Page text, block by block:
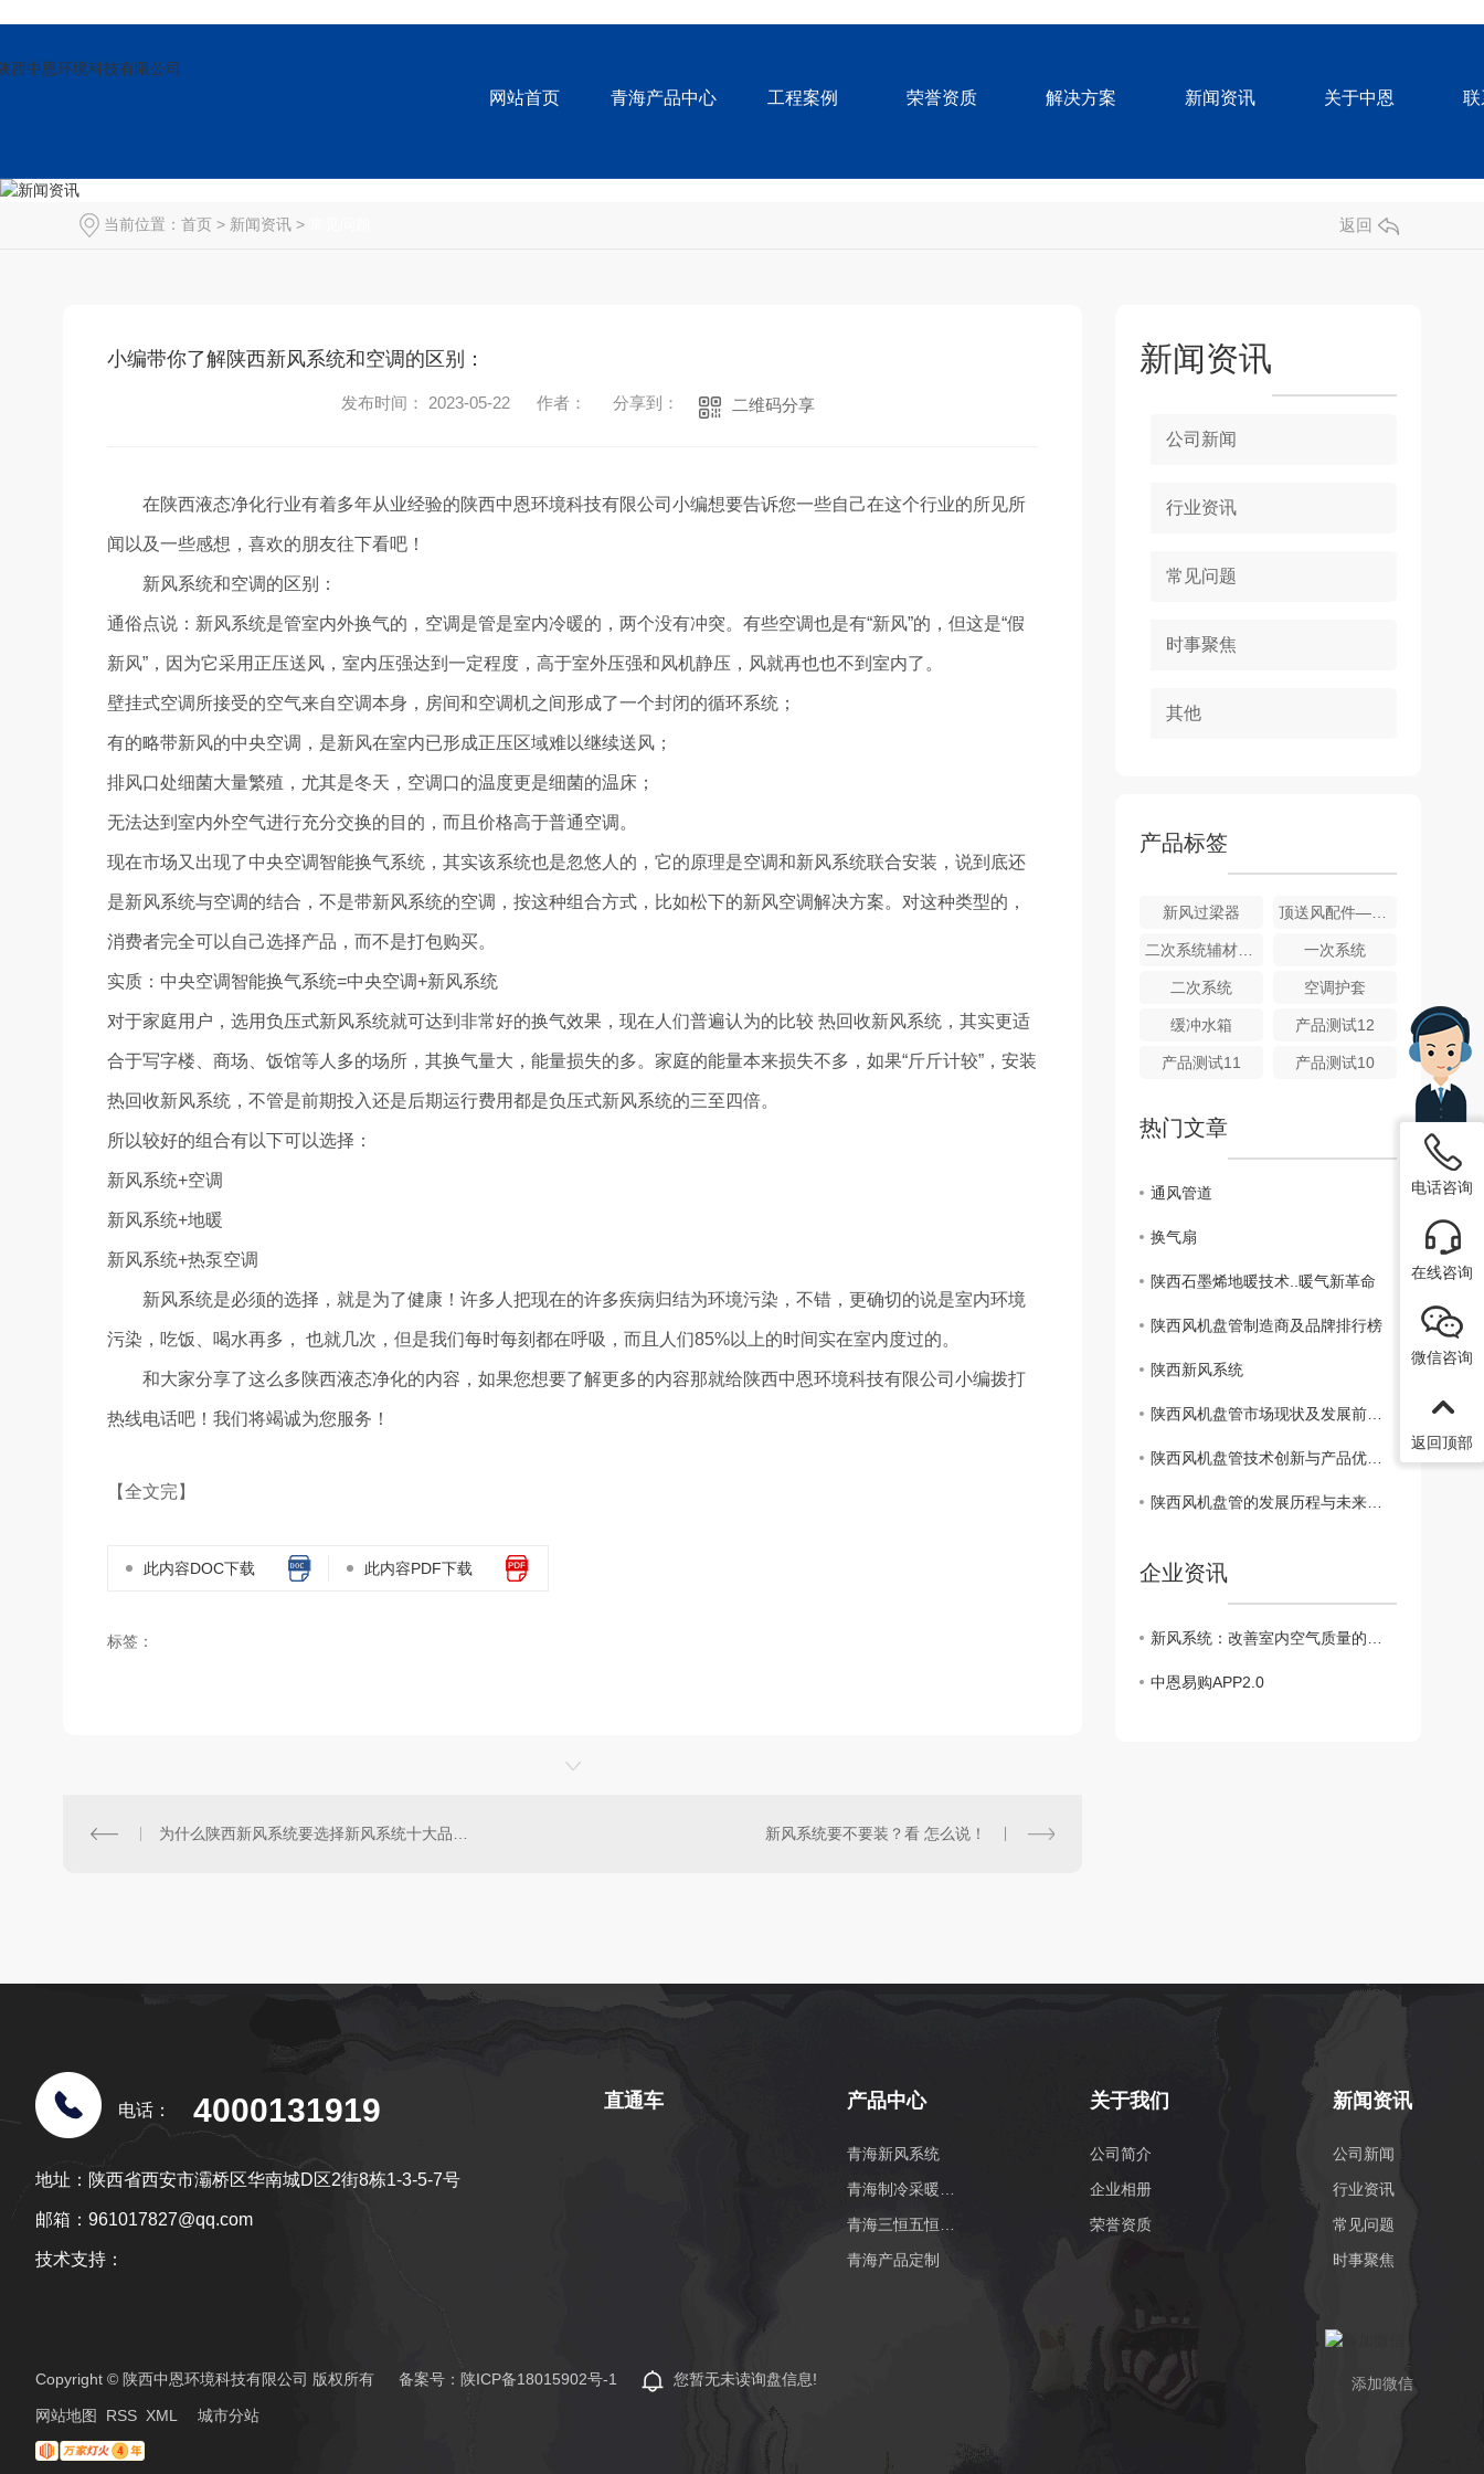
网站首页 青海产品中心 工程案例 荣誉资质 解决方案 新闻资讯 关于中恩 联
当前位置： 首页 > 新闻资讯 > 返回
小编带你了解陕西新风系统和空调的区别：
发布时间： 2023-05-22 作者： 分享到： 二维码分享
在陕西液态净化行业有着多年从业经验的陕西中恩环境科技有限公司小编想要告诉您一些自己在这个行业的所见所
闻以及一些感想，喜欢的朋友往下看吧！
新风系统和空调的区别：
通俗点说：新风系统是管室内外换气的，空调是管是室内冷暖的，两个没有冲突。有些空调也是有“新风”的，但这是“假
新风”，因为它采用正压送风，室内压强达到一定程度，高于室外压强和风机静压，风就再也也不到室内了。
壁挂式空调所接受的空气来自空调本身，房间和空调机之间形成了一个封闭的循环系统；
有的略带新风的中央空调，是新风在室内已形成正压区域难以继续送风；
排风口处细菌大量繁殖，尤其是冬天，空调口的温度更是细菌的温床；
无法达到室内外空气进行充分交换的目的，而且价格高于普通空调。
现在市场又出现了中央空调智能换气系统，其实该系统也是忽悠人的，它的原理是空调和新风系统联合安装，说到底还
是新风系统与空调的结合，不是带新风系统的空调，按这种组合方式，比如松下的新风空调解决方案。对这种类型的，
消费者完全可以自己选择产品，而不是打包购买。
实质：中央空调智能换气系统=中央空调+新风系统
对于家庭用户，选用负压式新风系统就可达到非常好的换气效果，现在人们普遍认为的比较 热回收新风系统，其实更适
合于写字楼、商场、饭馆等人多的场所，其换气量大，能量损失的多。家庭的能量本来损失不多，如果“斤斤计较”，安装
热回收新风系统，不管是前期投入还是后期运行费用都是负压式新风系统的三至四倍。
所以较好的组合有以下可以选择：
新风系统+空调
新风系统+地暖
新风系统+热泵空调
新风系统是必须的选择，就是为了健康！许多人把现在的许多疾病归结为环境污染，不错，更确切的说是室内环境
污染，吃饭、喝水再多， 也就几次，但是我们每时每刻都在呼吸，而且人们85%以上的时间实在室内度过的。
和大家分享了这么多陕西液态净化的内容，如果您想要了解更多的内容那就给陕西中恩环境科技有限公司小编拨打
热线电话吧！我们将竭诚为您服务！
【全文完】
此内容DOC下载 此内容PDF下载
标签：
为什么陕西新风系统要选择新风系统十大品牌排名里面的？ 新风系统要不要装？看 怎么说！
新闻资讯
公司新闻
行业资讯
常见问题
时事聚焦
其他
产品标签
新风过梁器 顶送风配件—过梁器
二次系统辅材配件应用 一次系统
二次系统 空调护套
缓冲水箱 产品测试12
产品测试11 产品测试10
热门文章
通风管道
换气扇
陕西石墨烯地暖技术..暖气新革命
陕西风机盘管制造商及品牌排行榜
陕西新风系统
陕西风机盘管市场现状及发展前景分析
陕西风机盘管技术创新与产品优势解析
陕西风机盘管的发展历程与未来趋势展望
企业资讯
新风系统：改善室内空气质量的健康选择
中恩易购APP2.0
电话： 4000131919
地址：陕西省西安市灞桥区华南城D区2街8栋1-3-5-7号
邮箱：961017827@qq.com
技术支持：
直通车 产品中心
青海新风系统
青海制冷采暖系统
青海三恒五恒系统
青海产品定制
关于我们
公司简介
企业相册
荣誉资质
新闻资讯
公司新闻
行业资讯
常见问题
时事聚焦
Copyright © 陕西中恩环境科技有限公司 版权所有 备案号： 陕ICP备18015902号-1 您暂无未读询盘信息!
网站地图 RSS XML 城市分站
城
添加微信
电话咨询
在线咨询
微信咨询
返回顶部